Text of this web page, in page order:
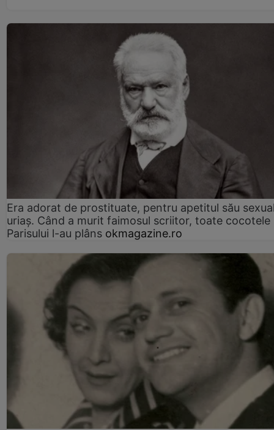
Era adorat de prostituate, pentru apetitul său
uriaș. Când a murit faimosul scriitor, toate cocotele
Parisului l-au plâns okmagazine.ro